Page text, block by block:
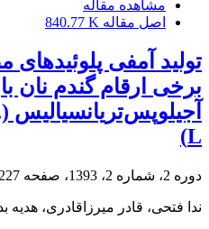
مشاهده مقاله
اصل مقاله 840.77 K
تولید آمفی پلوئیدهای
برخی ارقام گندم‌ نان با
L)
دوره 2، شماره 2، 1393، صفحه 227-240
ندا فتحی، قادر میرزاقادری،